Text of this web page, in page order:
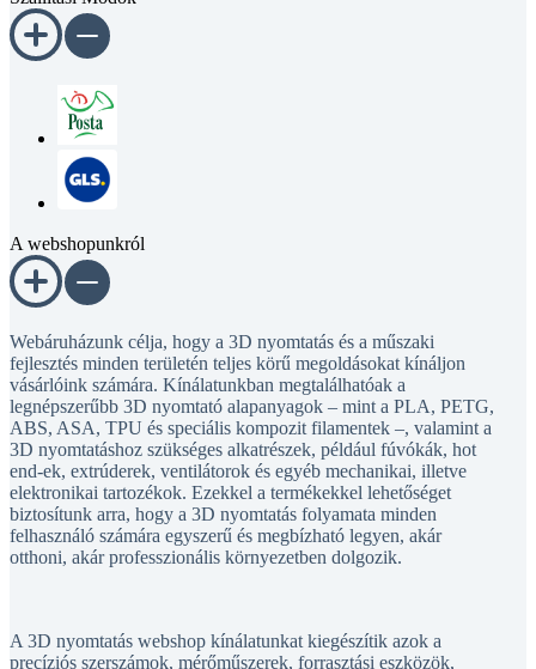
A webshopunkról
Webáruházunk célja, hogy a 3D nyomtatás és a műszaki
fejlesztés minden területén teljes körű megoldásokat kínáljon
vásárlóink számára. Kínálatunkban megtalálhatóak a
legnépszerűbb 3D nyomtató alapanyagok – mint a PLA, PETG,
ABS, ASA, TPU és speciális kompozit filamentek –, valamint a
3D nyomtatáshoz szükséges alkatrészek, például fúvókák, hot
end-ek, extrúderek, ventilátorok és egyéb mechanikai, illetve
elektronikai tartozékok. Ezekkel a termékekkel lehetőséget
biztosítunk arra, hogy a 3D nyomtatás folyamata minden
felhasználó számára egyszerű és megbízható legyen, akár
otthoni, akár professzionális környezetben dolgozik.
A 3D nyomtatás webshop kínálatunkat kiegészítik azok a
precíziós szerszámok, mérőműszerek, forrasztási eszközök,